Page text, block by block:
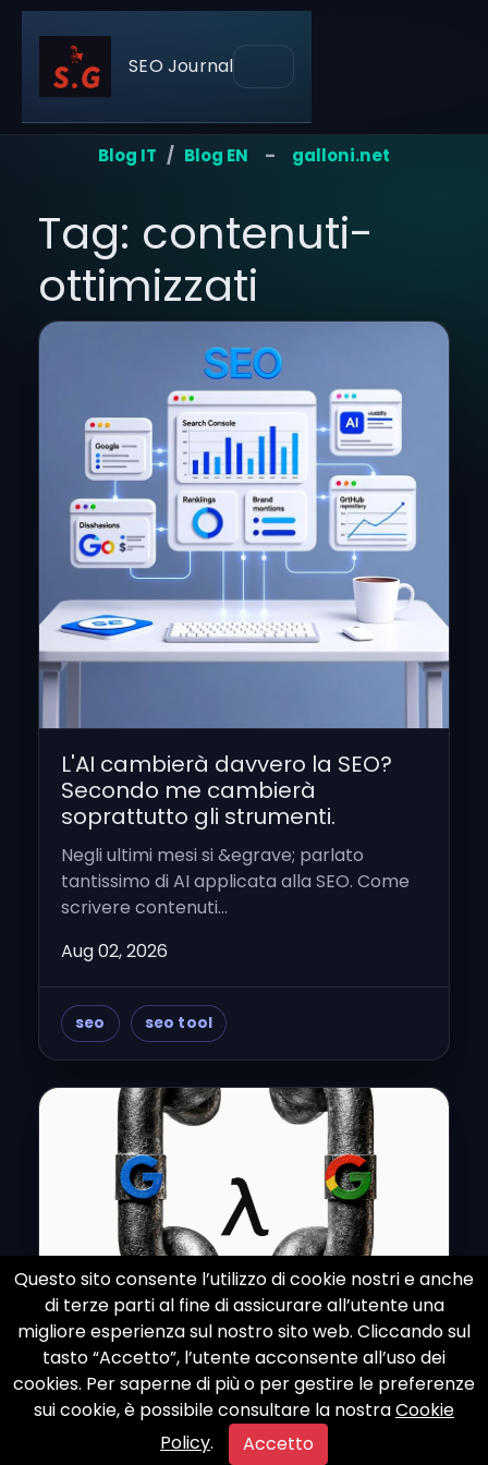
Questo sito consente l’utilizzo di cookie nostri e anche
di terze parti al fine di assicurare all’utente una
migliore esperienza sul nostro sito web. Cliccando sul
tasto “Accetto”, l’utente acconsente all’uso dei
cookies. Per saperne di più o per gestire le preferenze
sui cookie, è possibile consultare la nostraCookie
Policy. Accetto
SEO Journal
Blog IT / Blog EN – galloni.net
Tag: contenuti-
ottimizzati
L'AI cambierà davvero la SEO?
Secondo me cambierà
soprattutto gli strumenti.
Negli ultimi mesi si &egrave; parlato
tantissimo di AI applicata alla SEO. Come
scrivere contenuti...
Aug 02, 2026
seo seo tool
Oltre la SEO: la ricerca sulla
visibilità nell’era dell’AI